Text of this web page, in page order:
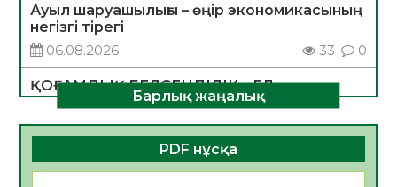
Ауыл шаруашылығы – өңір экономикасының
негізгі тірегі
06.08.2026
33 0
ҚОҒАМДЫҚ БЕЛСЕНДІЛІК – ЕЛ
ДАМУЫНЫҢ НЕГІЗІ
06.08.2026
31 0
ҚҰРЫЛТАЙ САЙЛАУЫ – БОЛАШАҚҚА
БАСТАР ЖАУАПТЫ ТАҢДАУ
Барлық жаңалық
PDF нұсқа